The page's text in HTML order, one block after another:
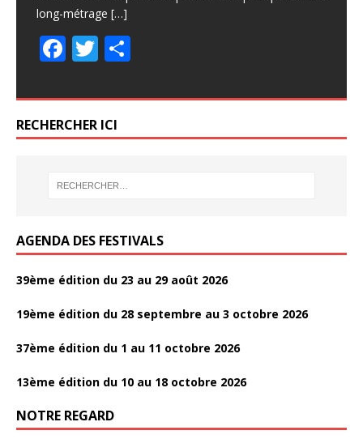
long-métrage […]
F
e
b
o
T
itt
er
ta
RECHERCHER ICI
AGENDA DES FESTIVALS
39ème édition du 23 au 29 août 2026
19ème édition du 28 septembre au 3 octobre 2026
37ème édition du 1 au 11 octobre 2026
13ème édition du 10 au 18 octobre 2026
NOTRE REGARD